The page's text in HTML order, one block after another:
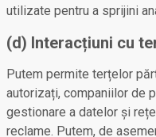
utilizate pentru a sprijini
(d) Interacțiuni cu
Putem permite terțelor
autorizați, companiilor de
gestionare a datelor și
reclame. Putem, de